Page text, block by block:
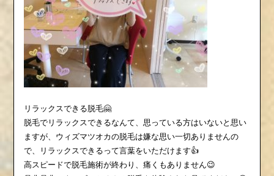
リラックスできる脱毛🤗
脱毛でリラックスできるなんて、思っている方はいないと思い
ますが、ウィズマツオカの脱毛は嫌な思い一切ありませんの
で、リラックスできるって言葉をいただけます👍
高スピードで脱毛施術が終わり、痛くもありません😉